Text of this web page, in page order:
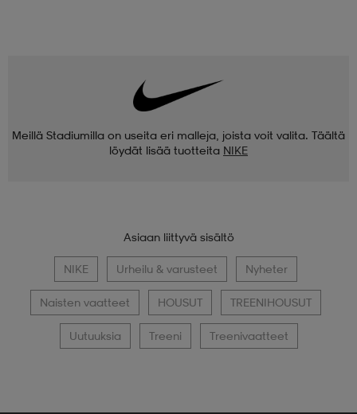
Meillä Stadiumilla on useita eri malleja, joista voit valita. Täältä
löydät lisää tuotteita NIKE
Asiaan liittyvä sisältö
NIKE Urheilu & varusteet Nyheter
Naisten vaatteet HOUSUT TREENIHOUSUT
Uutuuksia Treeni Treenivaatteet